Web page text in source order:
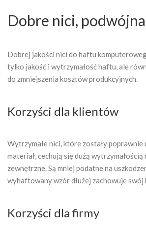
Dobre nici,
Dobrej jakości nici do haftu
tylko jakość i wytrzymałość haftu, ale
do zmniejszenia kosztów produkcyjnych.
Korzyści dla klientów
Wytrzymałe nici, które zostały poprawnie
materiał, cechują się dużą wytrzymałością
zewnętrzne. Są mniej podatne na
wyhaftowany wzór dłużej zachowuje swój
Korzyści dla firmy